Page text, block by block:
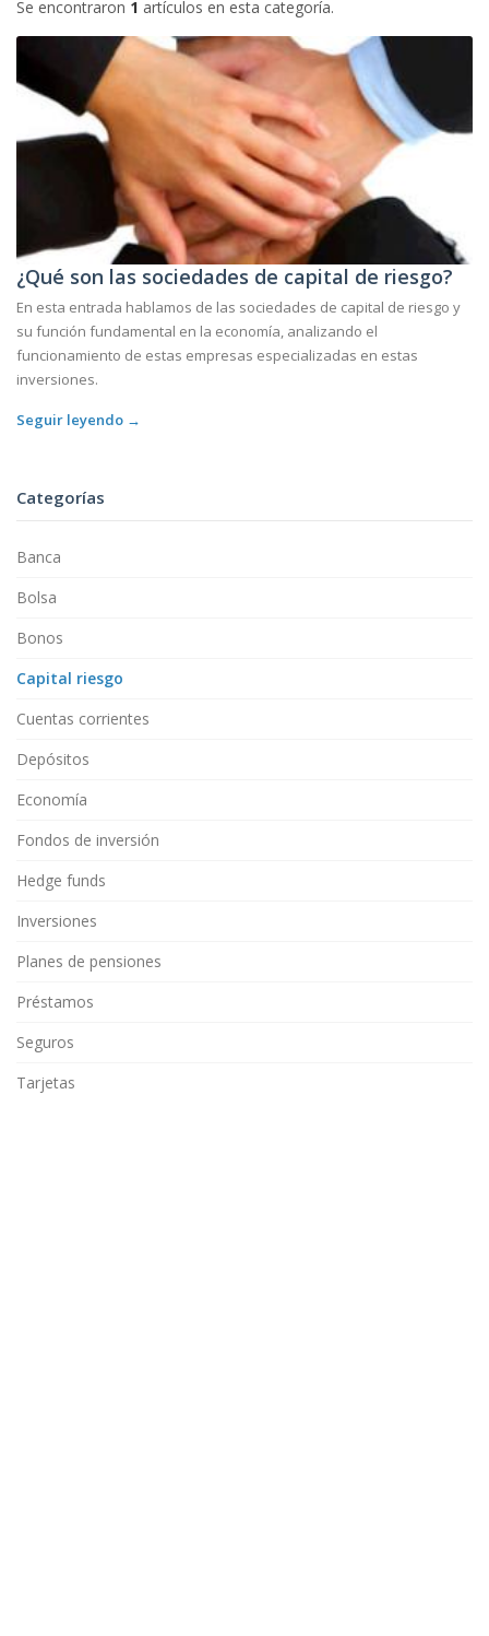
Se encontraron 1 artículos en esta categoría.
¿Qué son las sociedades de capital de riesgo?
En esta entrada hablamos de las sociedades de capital de riesgo y
su función fundamental en la economía, analizando el
funcionamiento de estas empresas especializadas en estas
inversiones.
Seguir leyendo →
Categorías
Banca
Bolsa
Bonos
Capital riesgo
Cuentas corrientes
Depósitos
Economía
Fondos de inversión
Hedge funds
Inversiones
Planes de pensiones
Préstamos
Seguros
Tarjetas